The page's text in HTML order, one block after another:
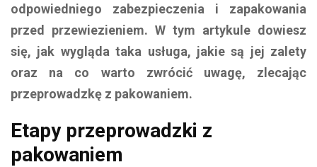
odpowiedniego zabezpieczenia i zapakowania
przed przewiezieniem. W tym artykule dowiesz
się, jak wygląda taka usługa, jakie są jej zalety
oraz na co warto zwrócić uwagę, zlecając
przeprowadzkę z pakowaniem.
Etapy przeprowadzki z
pakowaniem